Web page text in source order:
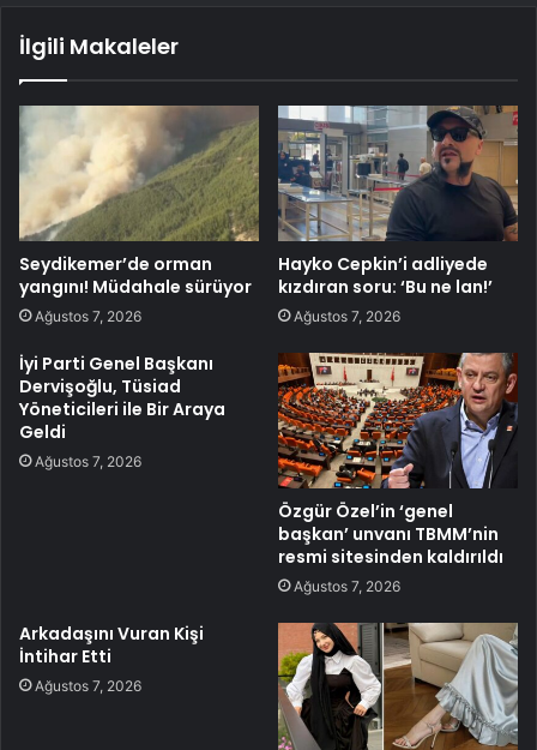
İlgili Makaleler
Seydikemer’de orman
yangını! Müdahale sürüyor
Ağustos 7, 2026
Hayko Cepkin’i adliyede
kızdıran soru: ‘Bu ne lan!’
Ağustos 7, 2026
İyi Parti Genel Başkanı
Dervişoğlu, Tüsiad
Yöneticileri ile Bir Araya
Geldi
Ağustos 7, 2026
Özgür Özel’in ‘genel
başkan’ unvanı TBMM’nin
resmi sitesinden kaldırıldı
Ağustos 7, 2026
Arkadaşını Vuran Kişi
İntihar Etti
Ağustos 7, 2026